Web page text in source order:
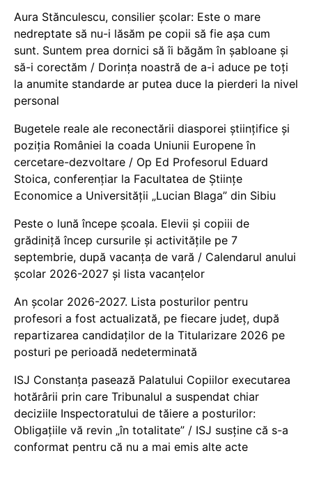
Aura Stănculescu, consilier școlar: Este o mare
nedreptate să nu-i lăsăm pe copii să fie așa cum
sunt. Suntem prea dornici să îi băgăm în șabloane și
să-i corectăm / Dorința noastră de a-i aduce pe toți
la anumite standarde ar putea duce la pierderi la nivel
personal
Bugetele reale ale reconectării diasporei științifice și
poziția României la coada Uniunii Europene în
cercetare-dezvoltare / Op Ed Profesorul Eduard
Stoica, conferențiar la Facultatea de Științe
Economice a Universității „Lucian Blaga” din Sibiu
Peste o lună începe școala. Elevii și copiii de
grădiniță încep cursurile și activitățile pe 7
septembrie, după vacanța de vară / Calendarul anului
școlar 2026-2027 și lista vacanțelor
An școlar 2026-2027. Lista posturilor pentru
profesori a fost actualizată, pe fiecare județ, după
repartizarea candidaților de la Titularizare 2026 pe
posturi pe perioadă nedeterminată
ISJ Constanța pasează Palatului Copiilor executarea
hotărârii prin care Tribunalul a suspendat chiar
deciziile Inspectoratului de tăiere a posturilor:
Obligațiile vă revin „în totalitate” / ISJ susține că s-a
conformat pentru că nu a mai emis alte acte